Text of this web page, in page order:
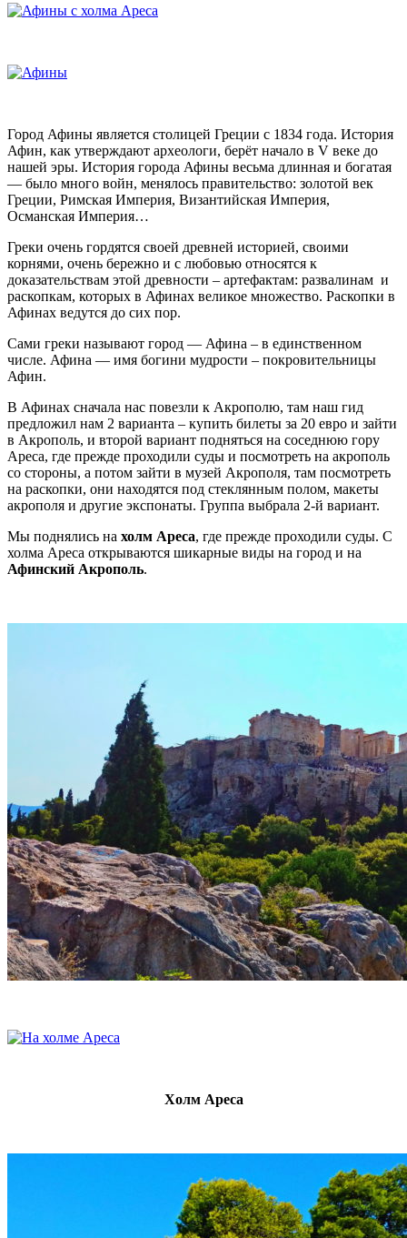
Город Афины является столицей Греции с 1834 года. История
Афин, как утверждают археологи, берёт начало в V веке до
нашей эры. История города Афины весьма длинная и богатая
— было много войн, менялось правительство: золотой век
Греции, Римская Империя, Византийская Империя,
Османская Империя…
Греки очень гордятся своей древней историей, своими
корнями, очень бережно и с любовью относятся к
доказательствам этой древности – артефактам: развалинам и
раскопкам, которых в Афинах великое множество. Раскопки в
Афинах ведутся до сих пор.
Сами греки называют город — Афина – в единственном
числе. Афина — имя богини мудрости – покровительницы
Афин.
В Афинах сначала нас повезли к Акрополю, там наш гид
предложил нам 2 варианта – купить билеты за 20 евро и зайти
в Акрополь, и второй вариант подняться на соседнюю гору
Ареса, где прежде проходили суды и посмотреть на акрополь
со стороны, а потом зайти в музей Акрополя, там посмотреть
на раскопки, они находятся под стеклянным полом, макеты
акрополя и другие экспонаты. Группа выбрала 2-й вариант.
Мы поднялись на холм Ареса, где прежде проходили суды. С
холма Ареса открываются шикарные виды на город и на
Афинский Акрополь.
Холм Ареса